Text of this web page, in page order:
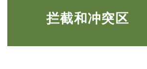
拦截和冲突区